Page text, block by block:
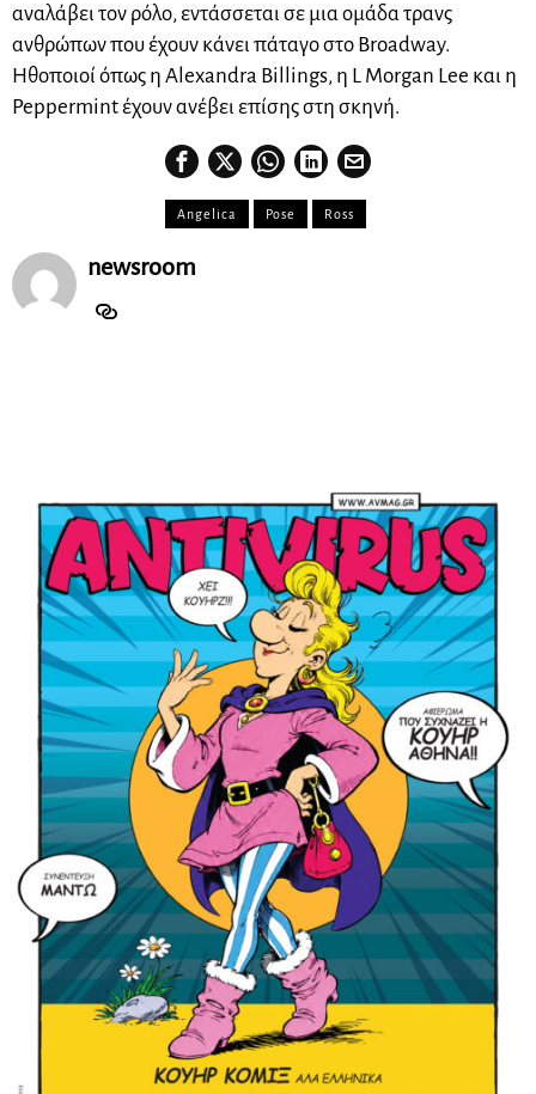
αναλάβει τον ρόλο, εντάσσεται σε μια ομάδα τρανς
ανθρώπων που έχουν κάνει πάταγο στο Broadway.
Ηθοποιοί όπως η Alexandra Billings, η L Morgan Lee και η
Peppermint έχουν ανέβει επίσης στη σκηνή.
Angelica Pose Ross
newsroom